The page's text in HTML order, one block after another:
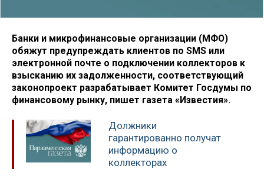
Банки и микрофинансовые организации (МФО)
обяжут предупреждать клиентов по SMS или
электронной почте о подключении коллекторов к
взысканию их задолженности, соответствующий
законопроект разрабатывает Комитет Госдумы по
финансовому рынку, пишет газета «Известия».
Должники
гарантированно получат
информацию о
коллекторах